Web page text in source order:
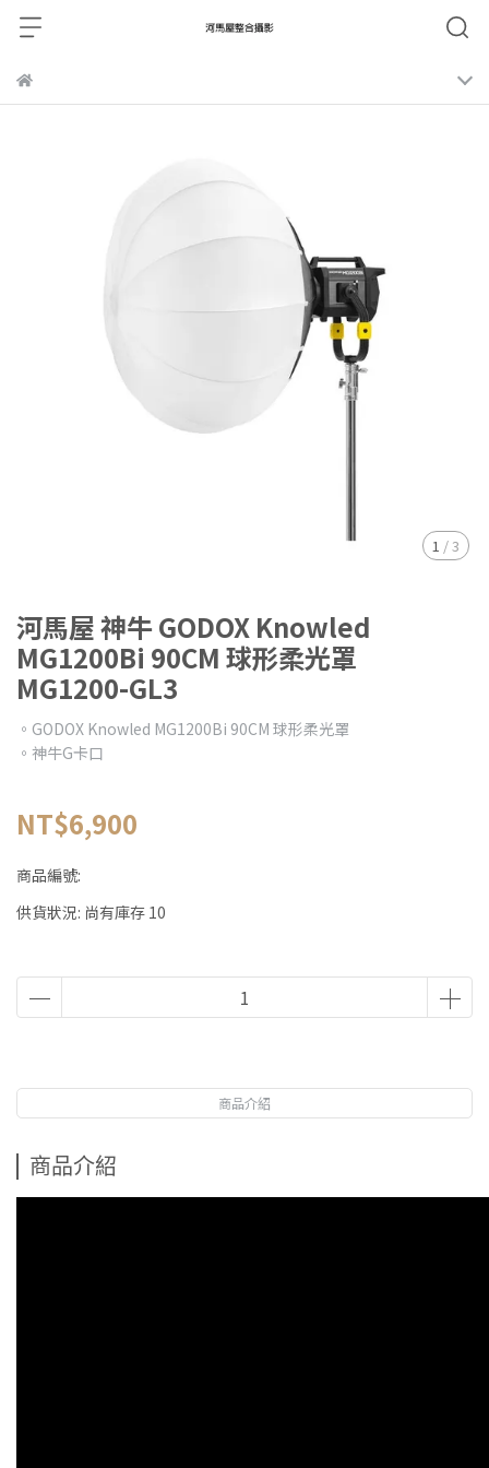
1 /3
河馬屋 神牛 GODOX Knowled
MG1200Bi 90CM 球形柔光罩
MG1200-GL3
。GODOX Knowled MG1200Bi 90CM 球形柔光罩
。神牛G卡口
NT$6,900
商品編號:
供貨狀況: 尚有庫存 10
商品介紹
商品介紹